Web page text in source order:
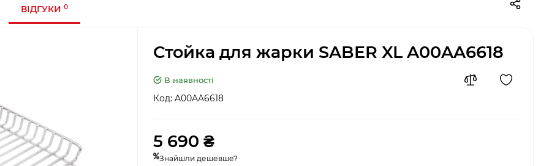
ВІДГУКИ 0
Стойка для жарки SABER XL A00AA6618
В наявності
Код: A00AA6618
5 690 ₴
Знайшли дешевше?